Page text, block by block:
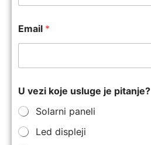
Email *
U vezi koje usluge je pitanje?
Solarni paneli
Led displeji